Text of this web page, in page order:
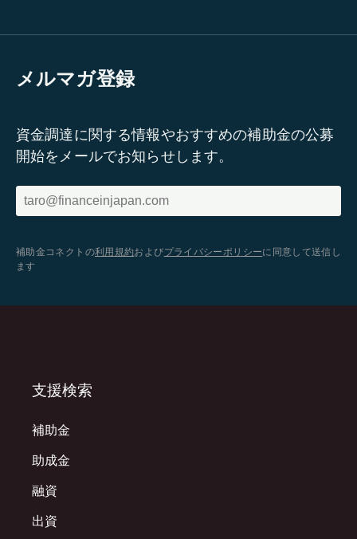
メルマガ登録
資金調達に関する情報やおすすめの補助金の公募
開始をメールでお知らせします。
補助金コネクトの利用規約およびプライバシーポリシーに同意して送信し
ます
支援検索
補助金
助成金
融資
出資